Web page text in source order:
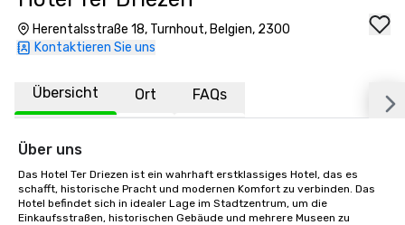
Herentalsstraße 18, Turnhout, Belgien, 2300
Kontaktieren Sie uns
Übersicht Ort FAQs
Über uns
Das Hotel Ter Driezen ist ein wahrhaft erstklassiges Hotel, das es
schafft, historische Pracht und modernen Komfort zu verbinden. Das
Hotel befindet sich in idealer Lage im Stadtzentrum, um die
Einkaufsstraßen, historischen Gebäude und mehrere Museen zu